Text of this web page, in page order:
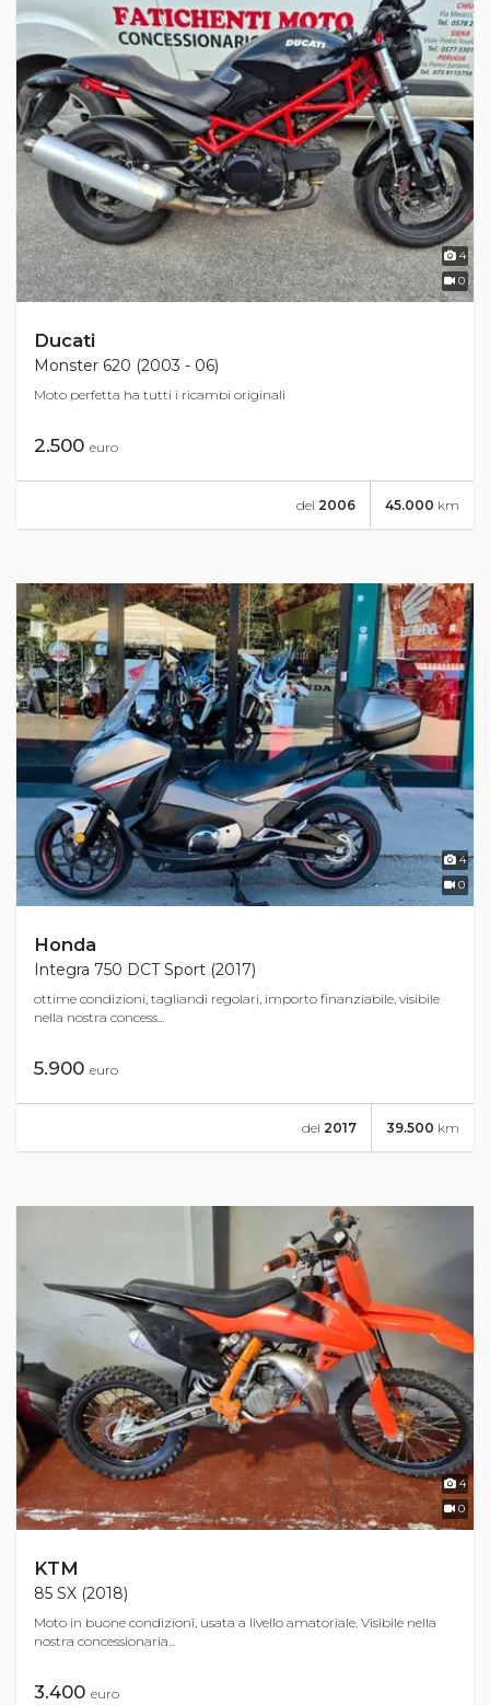
4
0
Ducati
Monster 620 (2003 - 06)
Moto perfetta ha tutti i ricambi originali
2.500 euro
45.000 km
del 2006
4
0
Honda
Integra 750 DCT Sport (2017)
ottime condizioni, tagliandi regolari, importo finanziabile, visibile
nella nostra concess...
5.900 euro
39.500 km
del 2017
4
0
KTM
85 SX (2018)
Moto in buone condizioni, usata a livello amatoriale. Visibile nella
nostra concessionaria...
3.400 euro